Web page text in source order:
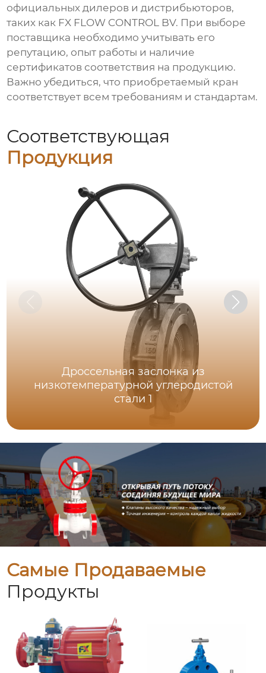
официальных дилеров и дистрибьюторов,
таких как FX FLOW CONTROL BV. При выборе
поставщика необходимо учитывать его
репутацию, опыт работы и наличие
сертификатов соответствия на продукцию.
Важно убедиться, что приобретаемый кран
соответствует всем требованиям и стандартам.
Соответствующая
Продукция
Дроссельная заслонка из
низкотемпературной углеродистой
стали 1
Самые Продаваемые
Продукты